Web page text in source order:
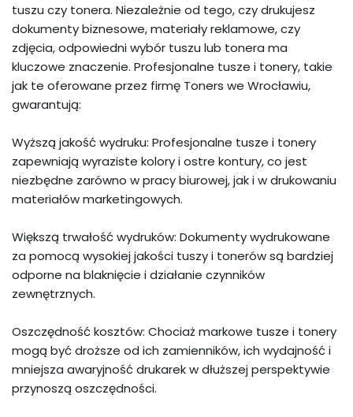
tuszu czy tonera. Niezależnie od tego, czy drukujesz
dokumenty biznesowe, materiały reklamowe, czy
zdjęcia, odpowiedni wybór tuszu lub tonera ma
kluczowe znaczenie. Profesjonalne tusze i tonery, takie
jak te oferowane przez firmę Toners we Wrocławiu,
gwarantują:
Wyższą jakość wydruku: Profesjonalne tusze i tonery
zapewniają wyraziste kolory i ostre kontury, co jest
niezbędne zarówno w pracy biurowej, jak i w drukowaniu
materiałów marketingowych.
Większą trwałość wydruków: Dokumenty wydrukowane
za pomocą wysokiej jakości tuszy i tonerów są bardziej
odporne na blaknięcie i działanie czynników
zewnętrznych.
Oszczędność kosztów: Chociaż markowe tusze i tonery
mogą być droższe od ich zamienników, ich wydajność i
mniejsza awaryjność drukarek w dłuższej perspektywie
przynoszą oszczędności.